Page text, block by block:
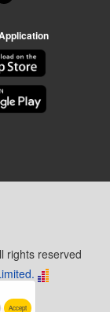
rights reserved
Accept